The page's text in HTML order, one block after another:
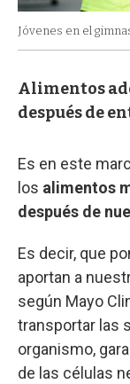
Jóvenes en el
Alimentos
después de
Es en este
los alimentos
después de
Es decir, que
aportan a
según Mayo
transportar las
organismo,
de las células